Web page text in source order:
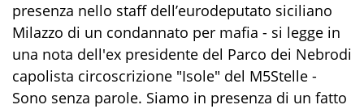
presenza nello staff dell’eurodeputato siciliano
Milazzo di un condannato per mafia - si legge in
una nota dell'ex presidente del Parco dei Nebrodi
capolista circoscrizione "Isole" del M5Stelle -
Sono senza parole. Siamo in presenza di un fatto